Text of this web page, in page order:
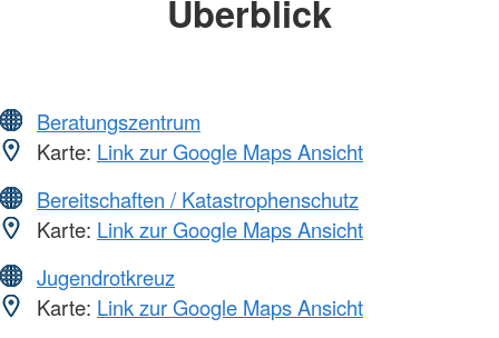
Überblick
Beratungszentrum
Karte: Link zur Google Maps Ansicht
Bereitschaften / Katastrophenschutz
Karte: Link zur Google Maps Ansicht
Jugendrotkreuz
Karte: Link zur Google Maps Ansicht